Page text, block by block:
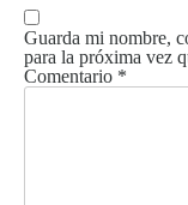
Guarda mi nombre,
para la próxima vez
Comentario *